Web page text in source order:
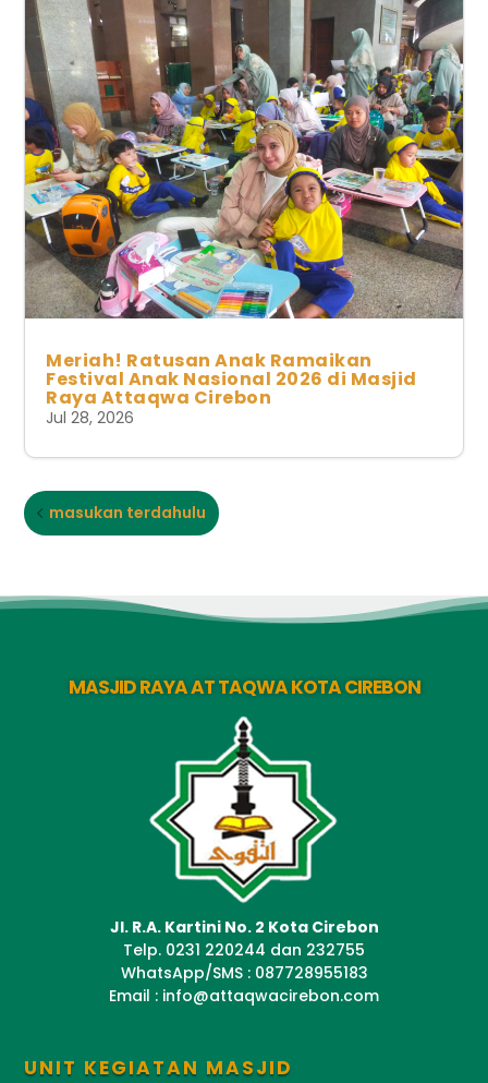
Meriah! Ratusan Anak Ramaikan
Festival Anak Nasional 2026 di Masjid
Raya Attaqwa Cirebon
Jul 28, 2026
masukan terdahulu
MASJID RAYA AT TAQWA KOTA CIREBON
Jl. R.A. Kartini No. 2 Kota Cirebon
Telp. 0231 220244 dan 232755
WhatsApp/SMS : 087728955183
Email : info@attaqwacirebon.com
UNIT KEGIATAN MASJID